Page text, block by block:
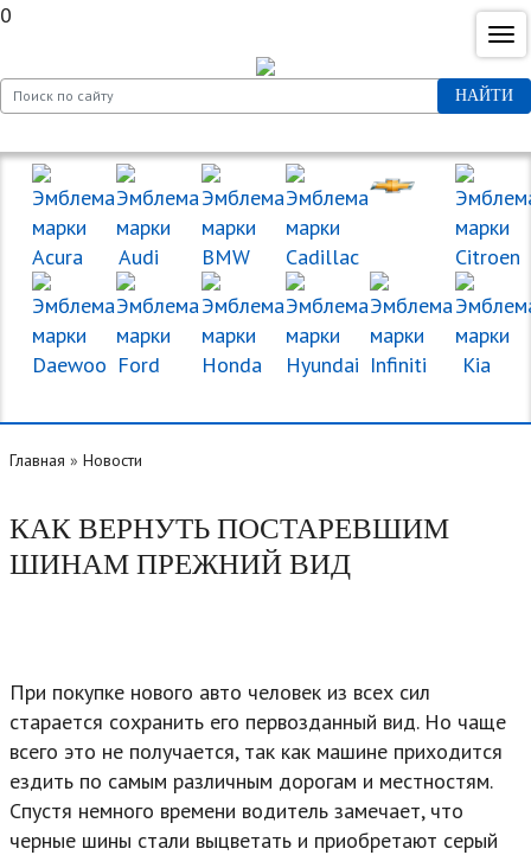
0
НАЙТИ
Главная » Новости
КАК ВЕРНУТЬ ПОСТАРЕВШИМ
ШИНАМ ПРЕЖНИЙ ВИД
При покупке нового авто человек из всех сил
старается сохранить его первозданный вид. Но чаще
всего это не получается, так как машине приходится
ездить по самым различным дорогам и местностям.
Спустя немного времени водитель замечает, что
черные шины стали выцветать и приобретают серый